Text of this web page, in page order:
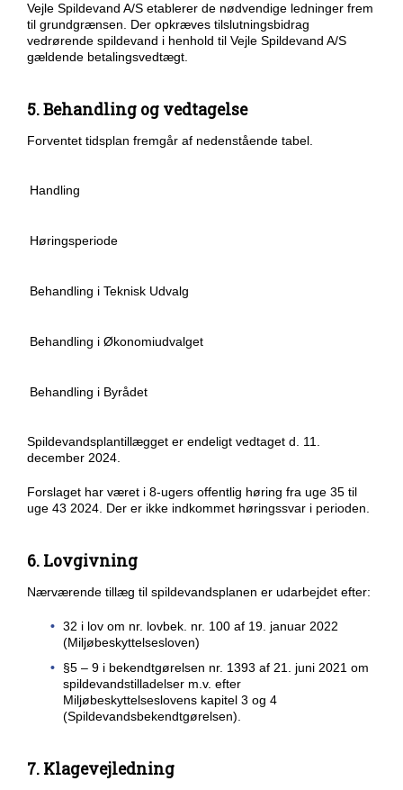
Vejle Spildevand A/S etablerer de nødvendige ledninger frem
til grundgrænsen. Der opkræves tilslutningsbidrag
vedrørende spildevand i henhold til Vejle Spildevand A/S
gældende betalingsvedtægt.
5. Behandling og vedtagelse
Forventet tidsplan fremgår af nedenstående tabel.
Handling
Høringsperiode
Behandling i Teknisk Udvalg
Behandling i Økonomiudvalget
Behandling i Byrådet
Spildevandsplantillægget er endeligt vedtaget d. 11.
december 2024.
Forslaget har været i 8-ugers offentlig høring fra uge 35 til
uge 43 2024. Der er ikke indkommet høringssvar i perioden.
6. Lovgivning
Nærværende tillæg til spildevandsplanen er udarbejdet efter:
32 i lov om nr. lovbek. nr. 100 af 19. januar 2022
(Miljøbeskyttelsesloven)
§5 – 9 i bekendtgørelsen nr. 1393 af 21. juni 2021 om
spildevandstilladelser m.v. efter
Miljøbeskyttelseslovens kapitel 3 og 4
(Spildevandsbekendtgørelsen).
7. Klagevejledning